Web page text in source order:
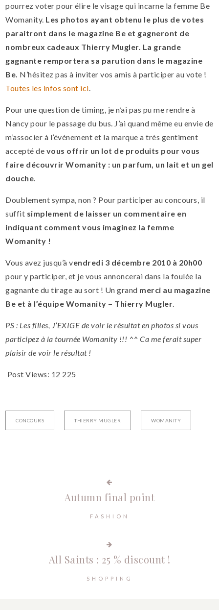
pourrez voter pour élire le visage qui incarne la femme Be
Womanity. Les photos ayant obtenu le plus de votes
paraitront dans le magazine Be et gagneront de
nombreux cadeaux Thierry Mugler. La grande
gagnante remportera sa parution dans le magazine
Be. N’hésitez pas à inviter vos amis à participer au vote !
Toutes les infos sont ici.
Pour une question de timing, je n’ai pas pu me rendre à
Nancy pour le passage du bus. J’ai quand même eu envie de
m’associer à l’événement et la marque a très gentiment
accepté de vous offrir un lot de produits pour vous
faire découvrir Womanity : un parfum, un lait et un gel
douche.
Doublement sympa, non ? Pour participer au concours, il
suffit simplement de laisser un commentaire en
indiquant comment vous imaginez la femme
Womanity !
Vous avez jusqu’à vendredi 3 décembre 2010 à 20h00
pour y participer, et je vous annoncerai dans la foulée la
gagnante du tirage au sort ! Un grand merci au magazine
Be et à l’équipe Womanity – Thierry Mugler.
PS : Les filles, J’EXIGE de voir le résultat en photos si vous
participez à la tournée Womanity !!! ^^ Ca me ferait super
plaisir de voir le résultat !
Post Views: 12 225
CONCOURS THIERRY MUGLER WOMANITY
Autumn final point
FASHION
All Saints : 25 % discount !
SHOPPING